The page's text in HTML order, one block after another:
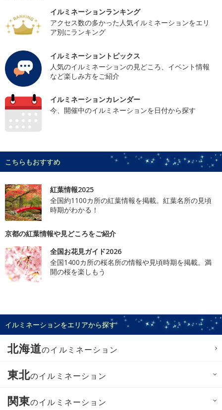
イルミネーションランキング
アクセス数の多かった人気イルミネーションをエリ
ア別にランキング
イルミネーショントピックス
人気のイルミネーションの見どころ、イベント情報
など楽しみ方をご紹介
イルミネーションカレンダー
今、開催中のイルミネーションを日付から探す
こちらもおすすめ
紅葉情報2025
全国約1100カ所の紅葉情報を掲載。紅葉名所の見頃
時期がわかる！
京都の紅葉情報や見どころをご紹介
全国お花見ガイド2026
全国1400カ所の桜名所の情報や見頃時期を掲載。満
開の桜を楽しもう
イルミネーションをエリアから探す
北海道のイルミネーション
東北のイルミネーション
関東のイルミネーション